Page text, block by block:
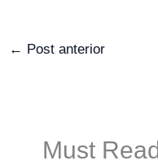
← Post anterior
Must Read